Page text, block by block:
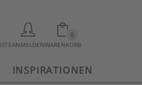
ANMELDEN
0
WARENKORB
INSPIRATIONEN